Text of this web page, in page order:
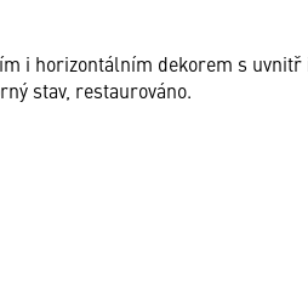
i horizontálním dekorem s uvnitř
stav, restaurováno.